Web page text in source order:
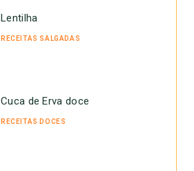
Lentilha
RECEITAS SALGADAS
Cuca de Erva doce
RECEITAS DOCES